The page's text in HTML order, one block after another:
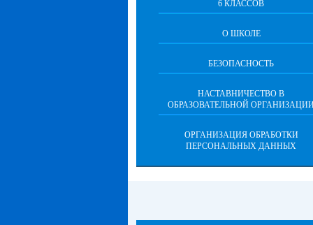
6 КЛАССОВ
О ШКОЛЕ
БЕЗОПАСНОСТЬ
НАСТАВНИЧЕСТВО В
ОБРАЗОВАТЕЛЬНОЙ
ОРГАНИЗАЦИЯ ОБРАБОТКИ
ПЕРСОНАЛЬНЫХ ДАННЫХ